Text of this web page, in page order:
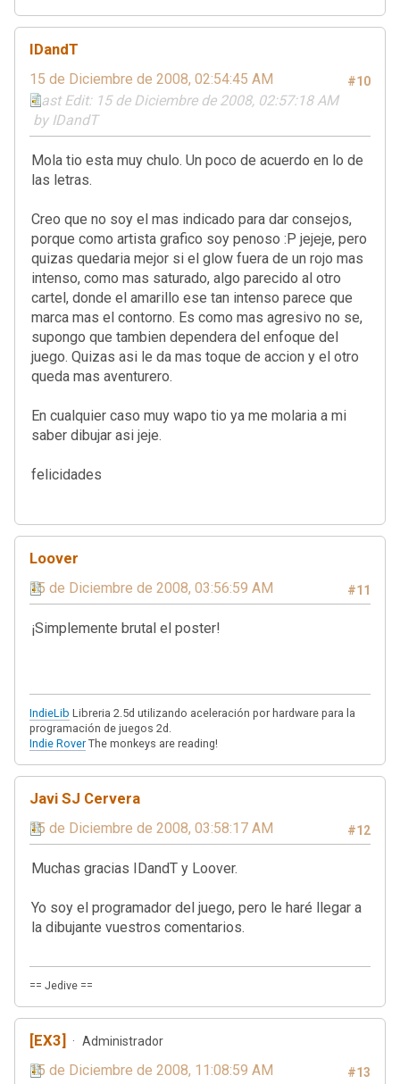
IDandT
#10
15 de Diciembre de 2008, 02:54:45 AM
Last Edit: 15 de Diciembre de 2008, 02:57:18 AM
by IDandT
Mola tio esta muy chulo. Un poco de acuerdo en lo de
las letras.
Creo que no soy el mas indicado para dar consejos,
porque como artista grafico soy penoso :P jejeje, pero
quizas quedaria mejor si el glow fuera de un rojo mas
intenso, como mas saturado, algo parecido al otro
cartel, donde el amarillo ese tan intenso parece que
marca mas el contorno. Es como mas agresivo no se,
supongo que tambien dependera del enfoque del
juego. Quizas asi le da mas toque de accion y el otro
queda mas aventurero.
En cualquier caso muy wapo tio ya me molaria a mi
saber dibujar asi jeje.
felicidades
Loover
#11
15 de Diciembre de 2008, 03:56:59 AM
¡Simplemente brutal el poster!
IndieLib Libreria 2.5d utilizando aceleración por hardware para la
programación de juegos 2d.
Indie Rover The monkeys are reading!
Javi SJ Cervera
#12
15 de Diciembre de 2008, 03:58:17 AM
Muchas gracias IDandT y Loover.
Yo soy el programador del juego, pero le haré llegar a
la dibujante vuestros comentarios.
== Jedive ==
[EX3] Administrador
#13
15 de Diciembre de 2008, 11:08:59 AM